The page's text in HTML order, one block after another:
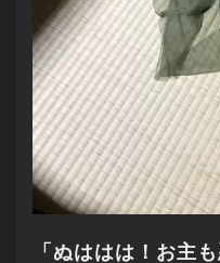
「ぬははは！お主